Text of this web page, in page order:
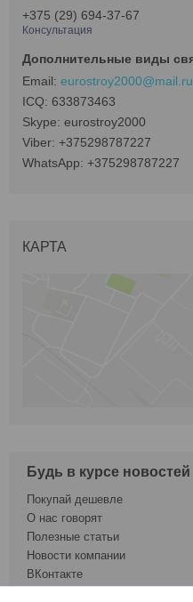
+375 (29) 694-37-67
Консультация
eurostroy2000@mail.ru
633873463
eurostroy2000
+375298787227
+375298787227
КАРТА
Будь в курсе новостей
Покупай дешевле
О нас говорят
Полезные статьи
Новости компании
ВКонтакте